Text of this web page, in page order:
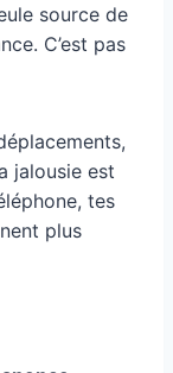
source de
C’est pas
jalousie est
tes
plus